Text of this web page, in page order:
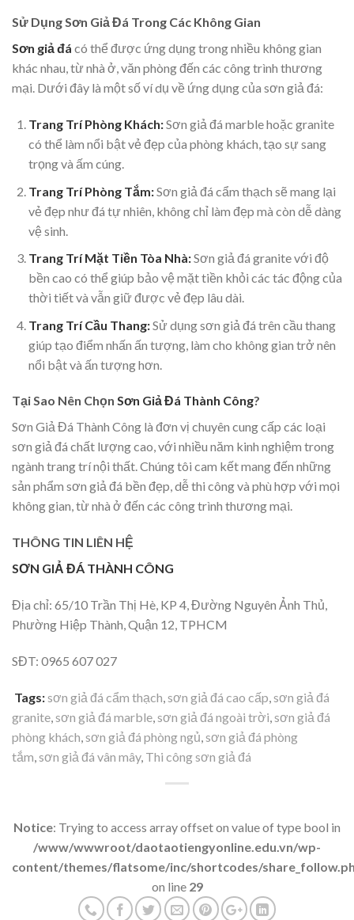
Sử Dụng Sơn Giả Đá Trong Các Không Gian
Sơn giả đá có thể được ứng dụng trong nhiều không gian
khác nhau, từ nhà ở, văn phòng đến các công trình thương
mại. Dưới đây là một số ví dụ về ứng dụng của sơn giả đá:
Trang Trí Phòng Khách:Sơn giả đá marble hoặc granite
có thể làm nổi bật vẻ đẹp của phòng khách, tạo sự sang
trọng và ấm cúng.
Trang Trí Phòng Tắm:Sơn giả đá cẩm thạch sẽ mang lại
vẻ đẹp như đá tự nhiên, không chỉ làm đẹp mà còn dễ dàng
vệ sinh.
Trang Trí Mặt Tiền Tòa Nhà:Sơn giả đá granite với độ
bền cao có thể giúp bảo vệ mặt tiền khỏi các tác động của
thời tiết và vẫn giữ được vẻ đẹp lâu dài.
Trang Trí Cầu Thang:Sử dụng sơn giả đá trên cầu thang
giúp tạo điểm nhấn ấn tượng, làm cho không gian trở nên
nổi bật và ấn tượng hơn.
Tại Sao Nên Chọn Sơn Giả Đá Thành Công?
Sơn Giả Đá Thành Công là đơn vị chuyên cung cấp các loại
sơn giả đá chất lượng cao, với nhiều năm kinh nghiệm trong
ngành trang trí nội thất. Chúng tôi cam kết mang đến những
sản phẩm sơn giả đá bền đẹp, dễ thi công và phù hợp với mọi
không gian, từ nhà ở đến các công trình thương mại.
THÔNG TIN LIÊN HỆ
SƠN GIẢ ĐÁ THÀNH CÔNG
Địa chỉ: 65/10 Trần Thị Hè, KP 4, Đường Nguyên Ảnh Thủ,
Phường Hiệp Thành, Quận 12, TPHCM
SĐT: 0965 607 027
Tags:sơn giả đá cẩm thạch sơn giả đá cao cấp sơn giả đá
granite sơn giả đá marble sơn giả đá ngoài trời sơn giả đá
phòng khách sơn giả đá phòng ngủ sơn giả đá phòng
tắm sơn giả đá vân mây, Thi công sơn giả đá
Notice: Trying to access array offset on value of type bool in
/www/wwwroot/daotaotiengyonline.edu.vn/wp-
content/themes/flatsome/inc/shortcodes/
on line 29